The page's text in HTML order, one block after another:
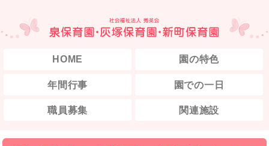
HOME 園の特色
年間行事 園での一日
職員募集 関連施設